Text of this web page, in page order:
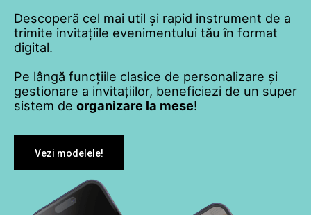
Descoperă cel mai util și rapid instrument de a
trimite invitațiile evenimentului tău în format
digital.
Pe lângă funcțiile clasice de personalizare și
gestionare a invitațiilor, beneficiezi de un super
sistem de organizare la mese!
Vezi modelele!